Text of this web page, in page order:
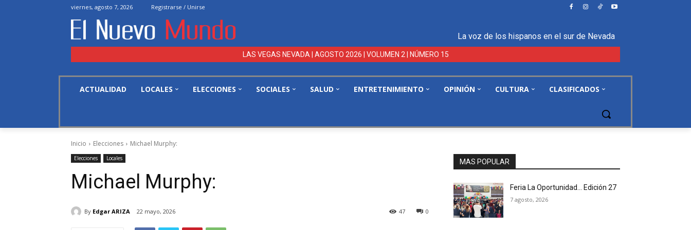
viernes, agosto 7, 2026 Registrarse / Unirse
La voz de los hispanos en el sur de Nevada
LAS VEGAS NEVADA | AGOSTO 2026 | VOLUMEN 2 | NÚMERO 15
ACTUALIDAD LOCALES ELECCIONES SOCIALES SALUD ENTRETENIMIENTO OPINIÓN CULTURA CLASIFICADOS
Inicio Elecciones Michael Murphy:
Elecciones Locales
Michael Murphy:
By Edgar ARIZA 22 mayo, 2026 0
47
MAS POPULAR
Feria La Oportunidad… Edición 27
7 agosto, 2026